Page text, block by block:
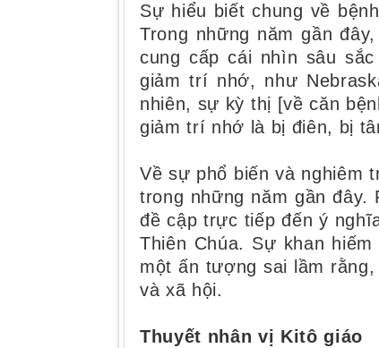
Sự hiểu biết chung về
Trong những năm gần
cung cấp cái nhìn sâu
giảm trí nhớ, như
nhiên, sự kỳ thị [về căn
giảm trí nhớ là bị điên, bị
Về sự phổ biến và nghiêm
trong những năm gần đây.
đề cập trực tiếp đến ý
Thiên Chúa. Sự khan
một ấn tượng sai lầm
và xã hội.
Thuyết nhân vị Kitô giáo